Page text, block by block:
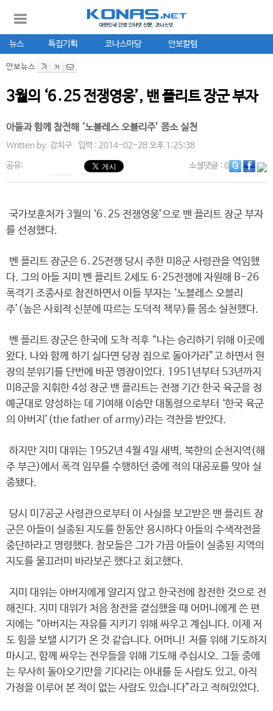
뉴스 특집기획 코나스마당 안보칼럼
안보뉴스
3월의 ‘6․25 전쟁영웅’, 밴 플리트 장군 부자
아들과 함께 참전해 ‘노블레스 오블리주’ 몸소 실천
Written by. 강치구 입력 : 2014-02-28 오후 1:25:38
공유: 소셜댓글: 0
국가보훈처가 3월의 ‘6․25 전쟁영웅’으로 밴 플리트 장군 부자
를 선정했다.
벤 플리트 장군은 6․25전쟁 당시 주한 미8군 사령관을 역임했
다. 그의 아들 지미 벤 플리트 2세도 6·25전쟁에 자원해 B-26
폭격기 조종사로 참전하면서 이들 부자는 ‘노블레스 오블리
주’(높은 사회적 신분에 따르는 도덕적 책무)를 몸소 실천했다.
벤 플리트 장군은 한국에 도착 직후 “나는 승리하기 위해 이곳에
왔다. 나와 함께 하기 싫다면 당장 집으로 돌아가라”고 하면서 현
장의 분위기를 단번에 바꾼 명장이었다. 1951년부터 53년까지
미8군을 지휘한 4성 장군 밴 플리트는 전쟁 기간 한국 육군을 정
예군대로 양성하는 데 기여해 이승만 대통령으로부터 ‘한국 육군
의 아버지’(the father of army)라는 격찬을 받았다.
하지만 지미 대위는 1952년 4월 4일 새벽, 북한의 순천지역(해
주 부근)에서 폭격 임무를 수행하던 중에 적의 대공포를 맞아 실
종됐다.
당시 미7공군 사령관으로부터 이 사실을 보고받은 밴 플리트 장
군은 아들이 실종된 지도를 한동안 응시하다 아들의 수색작전을
중단하라고 명령했다. 참모들은 그가 가끔 아들이 실종된 지역의
지도를 물끄러미 바라보곤 했다고 회고했다.
지미 대위는 아버지에게 알리지 않고 한국전에 참전한 것으로 전
해진다. 지미 대위가 처음 참전을 결심했을 때 어머니에게 쓴 편
지에는 “아버지는 자유를 지키기 위해 싸우고 계십니다. 이제 저
도 힘을 보탤 시기가 온 것 같습니다. 어머니! 저를 위해 기도하지
마시고, 함께 싸우는 전우들을 위해 기도해 주십시오. 그들 중에
는 무사히 돌아오기만을 기다리는 아내를 둔 사람도 있고, 아직
가정을 이루어 본 적이 없는 사람도 있습니다”라고 적혀있었다.